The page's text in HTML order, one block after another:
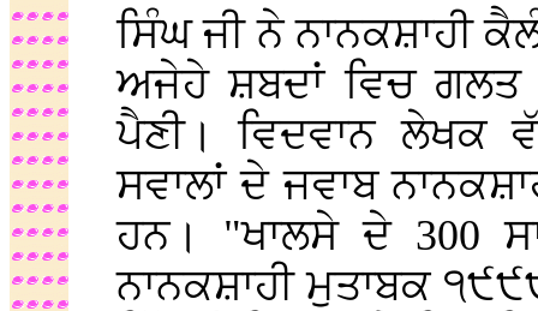
ਸਿੰਘ ਜੀ ਨੇ ਨਾਨਕਸ਼ਾਹੀ
ਅਜੇਹੇ ਸ਼ਬਦਾਂ ਵਿਚ ਗਲਤ
ਪੈਣੀ। ਵਿਦਵਾਨ ਲੇਖਕ
ਸਵਾਲਾਂ ਦੇ ਜਵਾਬ
ਹਨ। "ਖਾਲਸੇ ਦੇ 300
ਨਾਨਕਸ਼ਾਹੀ ਮੁਤਾਬਕ